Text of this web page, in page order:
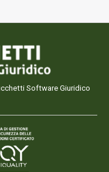
Software Giuridico